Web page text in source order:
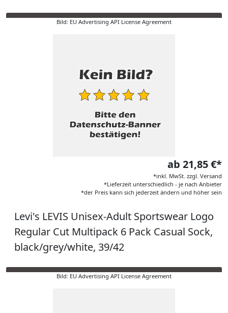
Bild: EU Advertising API License Agreement
ab 21,85 €*
*inkl. MwSt. zzgl. Versand
*Lieferzeit unterschiedlich - je nach Anbieter
*der Preis kann sich jederzeit ändern und höher sein
Levi's LEVIS Unisex-Adult Sportswear Logo
Regular Cut Multipack 6 Pack Casual Sock,
black/grey/white, 39/42
Bild: EU Advertising API License Agreement